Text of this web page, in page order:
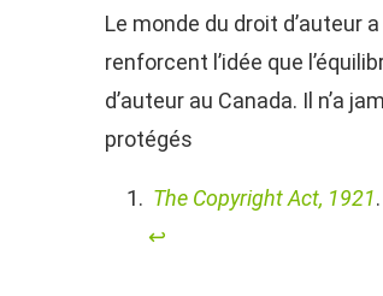
Le monde du droit d’auteur
renforcent l’idée que
d’auteur au Canada. Il n’a
protégés
The Copyright Act, 1921.
↩︎